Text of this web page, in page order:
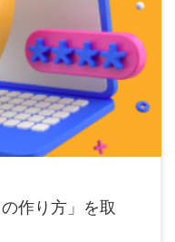
クリプティングといった、セキュ
作り方」を取